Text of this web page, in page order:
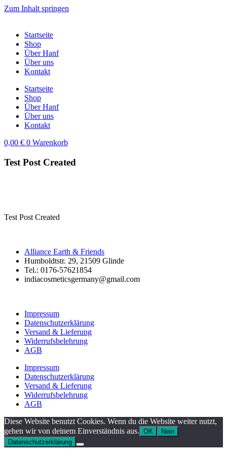
Zum Inhalt springen
Startseite
Shop
Über Hanf
Über uns
Kontakt
Startseite
Shop
Über Hanf
Über uns
Kontakt
0,00 € 0 Warenkorb
Test Post Created
Test Post Created
Alliance Earth & Friends
Humboldtstr. 29, 21509 Glinde
Tel.: 0176-57621854
indiacosmeticsgermany@gmail.com
Impressum
Datenschutzerklärung
Versand & Lieferung
Widerrufsbelehrung
AGB
Impressum
Datenschutzerklärung
Versand & Lieferung
Widerrufsbelehrung
AGB
Diese Website benutzt Cookies. Wenn du die Website weiter nutzt,
gehen wir von deinem Einverständnis aus. OK
Nein
Datenschutzerklärung